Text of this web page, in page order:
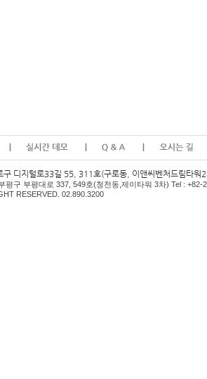
구 디지털로33길 55, 311호(구로동, 이앤씨벤처드림타
평구 부평대로 337, 549호(청천동 제이타워 3차) Tel : +82-
RESERVED. 02.890.3200